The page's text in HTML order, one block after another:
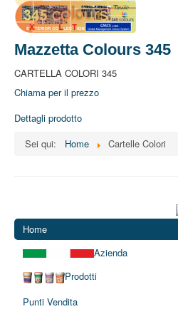
Mazzetta Colours 345
CARTELLA COLORI 345
Chiama per il prezzo
Dettagli prodotto
Sei qui:
Home Cartelle Colori
Home
Azienda
Prodotti
Punti Vendita